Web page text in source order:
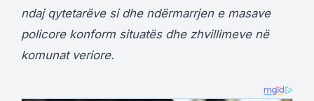
ndaj qytetarëve si dhe ndërmarrjen e masave
policore konform situatës dhe zhvillimeve në
komunat veriore.